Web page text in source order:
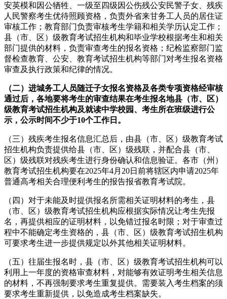
安英模和因公牺牲、一级至四级因公伤残公安民警子女、残疾
人民警察考生优待照顾资格，负责外省来甘务工人员的居住证
审核工作；教育部门负责审核考生学籍和相关学历认定工作；
县（市、区）级教育考试招生机构和毕业学校根据考生和相关
部门提供的材料，负责审查考生的报名资格；纪检监察部门监
督检查教育、公安、教育考试招生机构等部门对考生报名资格
审查及执行政策和纪律的情况。
（二） 进城务工人员随迁子女报名资格及各类专项资格经审核
通过后，各地要将考生的审查结果在考生报名地县（市、区）
级教育考试招生机构及就读中学校园、考生所在班级进行公
示，公示时间不少于10个工作日。
（三）残疾考生报名信息汇总后，由县（市、区）级教育考试
招生机构负责提供给县（市、区）级残联，并配合县（市、
区）级残联对残疾考生进行身份确认和信息验证。各市（州）
教育考试招生机构要在2025年4月20日前将辖区内申请2025年
普通高考相关合理便利考生的报告报省教育考试院。
（四）对于未能及时提供报名所需相关证明材料的考生，县
（市、区）级教育考试招生机构应根据实际情况让考生先报
名，再提供相应的证明材料，以免错过报名时限；对于审查过
程中不能确定考生资格的，县（市、区）级教育考试招生机构
可要求考生进一步提供规定以外其他相关证明材料。
（五）往届生报名时，县（市、区）级教育考试招生机构可以
利用上一年度的资格审查材料，对能够有效证明考生相关信息
的材料，不再强制要求考生重复提供。需要装入考生档案的须
要求考生重新提供，以免造成考生档案缺失。